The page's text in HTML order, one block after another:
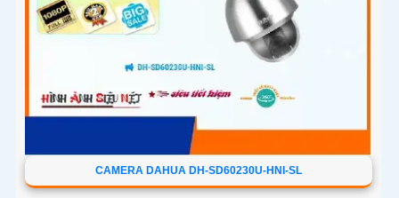
CAMERA DAHUA DH-SD60230U-HNI-SL